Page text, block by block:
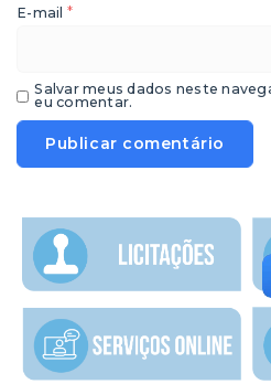
E-mail *
Salvar meus dados neste
eu comentar.